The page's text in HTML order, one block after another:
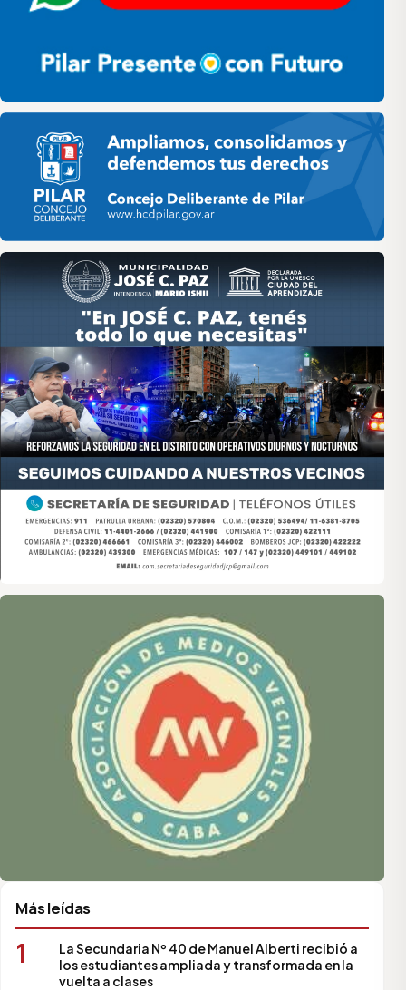
Pilar HCD
Asociación de Medios Vecinales
Más leídas
1
La Secundaria Nº 40 de Manuel Alberti recibió a
los estudiantes ampliada y transformada en la
vuelta a clases